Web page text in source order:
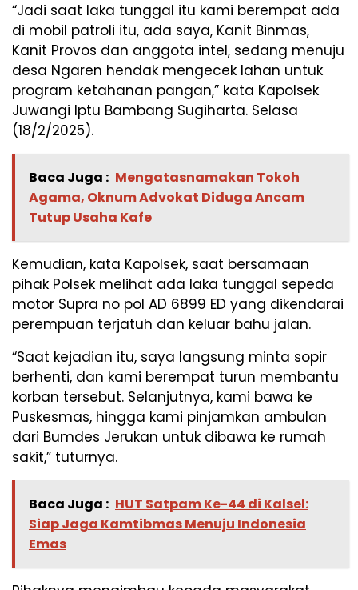
“Jadi saat laka tunggal itu kami berempat ada
di mobil patroli itu, ada saya, Kanit Binmas,
Kanit Provos dan anggota intel, sedang menuju
desa Ngaren hendak mengecek lahan untuk
program ketahanan pangan,” kata Kapolsek
Juwangi Iptu Bambang Sugiharta. Selasa
(18/2/2025).
Baca Juga : Mengatasnamakan Tokoh
Agama, Oknum Advokat Diduga Ancam
Tutup Usaha Kafe
Kemudian, kata Kapolsek, saat bersamaan
pihak Polsek melihat ada laka tunggal sepeda
motor Supra no pol AD 6899 ED yang dikendarai
perempuan terjatuh dan keluar bahu jalan.
“Saat kejadian itu, saya langsung minta sopir
berhenti, dan kami berempat turun membantu
korban tersebut. Selanjutnya, kami bawa ke
Puskesmas, hingga kami pinjamkan ambulan
dari Bumdes Jerukan untuk dibawa ke rumah
sakit,” tuturnya.
Baca Juga : HUT Satpam Ke-44 di Kalsel:
Siap Jaga Kamtibmas Menuju Indonesia
Emas